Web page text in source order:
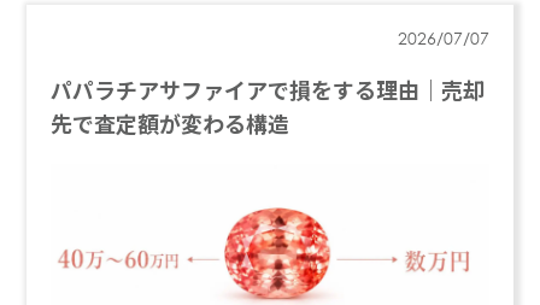
2026/07/07
パパラチアサファイアで損をする理由｜売却
先で査定額が変わる構造